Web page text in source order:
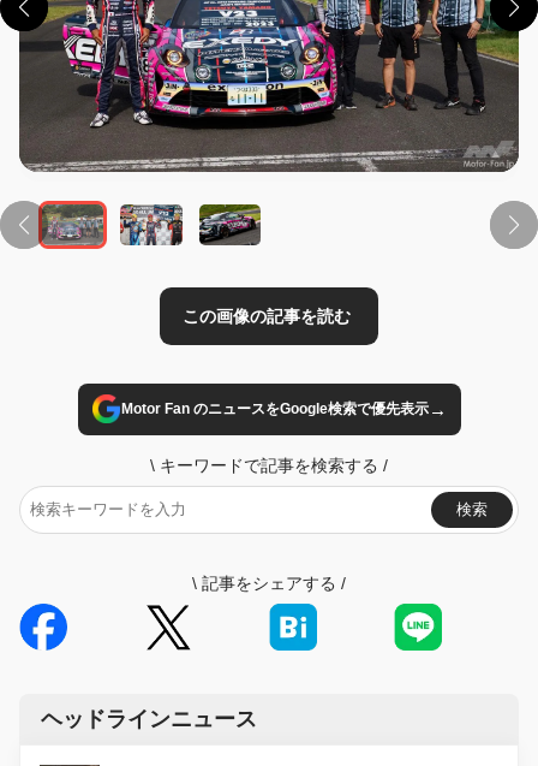
この画像の記事を読む
Motor Fan のニュースをGoogle検索で優先表示→
\ キーワードで記事を検索する /
検索
\ 記事をシェアする /
ヘッドラインニュース